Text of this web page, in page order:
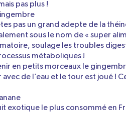
pas plus !
pas un grand adepte de la
sous le nom de « super
soulage les troubles
métaboliques !
en petits morceaux le
de l’eau et le tour est joué !
exotique le plus consommé en